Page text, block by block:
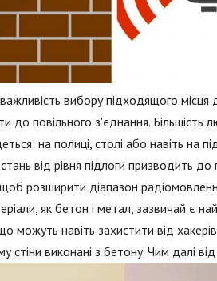
вибору підходящого місця
до повільного з'єднання.
на полиці, столі або навіть на
від рівня підлоги призводить
розширити діапазон
як бетон і метал, зазвичай є
можуть навіть захистити від
стіни виконані з бетону. Чим далі